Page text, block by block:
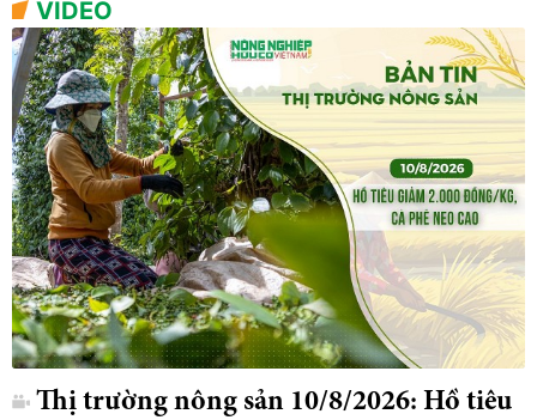
VIDEO
Thị trường nông sản 10/8/2026: Hồ tiêu